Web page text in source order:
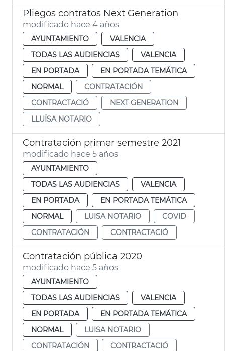
Pliegos contratos Next Generation
modificado hace 4 años
AYUNTAMIENTO
VALENCIA
TODAS LAS AUDIENCIAS
VALENCIA
EN PORTADA
EN PORTADA TEMÁTICA
NORMAL
CONTRATACIÓN
CONTRACTACIÓ
NEXT GENERATION
LLUÏSA NOTARIO
Contratación primer semestre 2021
modificado hace 5 años
AYUNTAMIENTO
TODAS LAS AUDIENCIAS
VALENCIA
EN PORTADA
EN PORTADA TEMÁTICA
NORMAL
LUISA NOTARIO
COVID
CONTRATACIÓN
CONTRACTACIÓ
Contratación pública 2020
modificado hace 5 años
AYUNTAMIENTO
TODAS LAS AUDIENCIAS
VALENCIA
EN PORTADA
EN PORTADA TEMÁTICA
NORMAL
LUISA NOTARIO
CONTRATACIÓN
CONTRACTACIÓ